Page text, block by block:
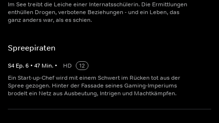
Im See treibt die Leiche einer Internatsschülerin. Die Ermittlungen
enthüllen Drogen, verbotene Beziehungen - und ein Leben, das
ganz anders war, als es schien.
Spreepiraten
S4 Ep.6 • 47 Min. • HD
12
Ein Start-up-Chef wird mit einem Schwert im Rücken tot aus der
Spree gezogen. Hinter der Fassade seines Gaming-Imperiums
brodelt ein Netz aus Ausbeutung, Intrigen und Machtkämpfen.